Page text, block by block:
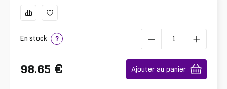
En stock ?
98.65 € Ajouter au panier